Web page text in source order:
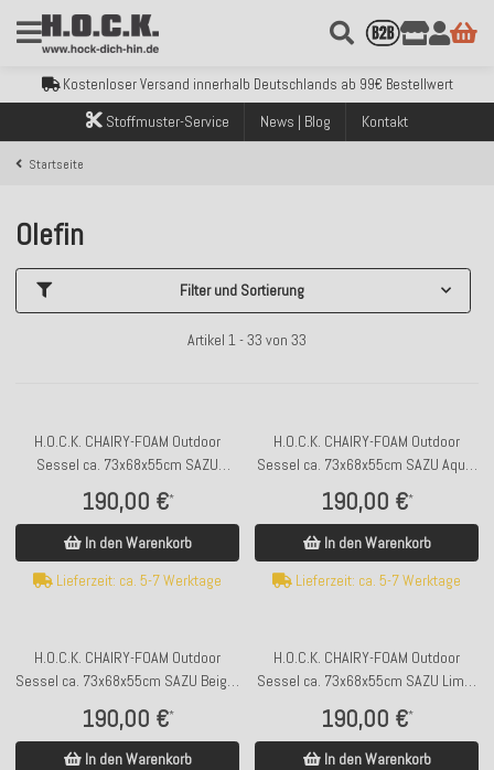
Kostenloser Versand innerhalb Deutschlands ab 99€ Bestellwert
Über 120.000 erfolgreich versendete Bestellungen
Kostenloser Versand innerhalb Deutschlands ab 99€ Bestellwert
Über 120.000 erfolgreich versendete Bestellungen
Sicher bezahlen mit Klarna, PayPal & Amazon Pay
Kostenloser Versand innerhalb Deutschlands ab 99€ Bestellwert
Stoffmuster-Service News | Blog Kontakt
Startseite
Olefin
Filter und Sortierung
Artikel 1 - 33 von 33
H.O.C.K. CHAIRY-FOAM Outdoor
Sessel ca. 73x68x55cm SAZU
190,00 €*
In den Warenkorb
Lieferzeit: ca. 5-7 Werktage
H.O.C.K. CHAIRY-FOAM Outdoor
Sessel ca. 73x68x55cm SAZU Aqua-
190,00 €*
In den Warenkorb
Lieferzeit: ca. 5-7 Werktage
H.O.C.K. CHAIRY-FOAM Outdoor
Sessel ca. 73x68x55cm SAZU Beige-
190,00 €*
In den Warenkorb
H.O.C.K. CHAIRY-FOAM Outdoor
Sessel ca. 73x68x55cm SAZU Lime-
190,00 €*
In den Warenkorb